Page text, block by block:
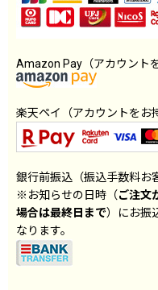
Amazon Pay（アカウント
楽天ペイ（アカウントをお
銀行前振込（振込手数料お
※お知らせの日時（ご注文
場合は最終日まで）にお振
なります。